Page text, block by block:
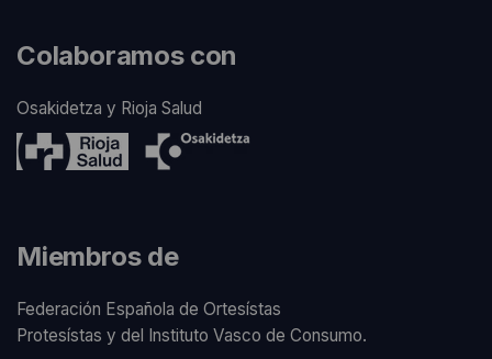
Colaboramos con
Osakidetza y Rioja Salud
Miembros de
Federación Española de Ortesístas
Protesístas y del Instituto Vasco de Consumo.